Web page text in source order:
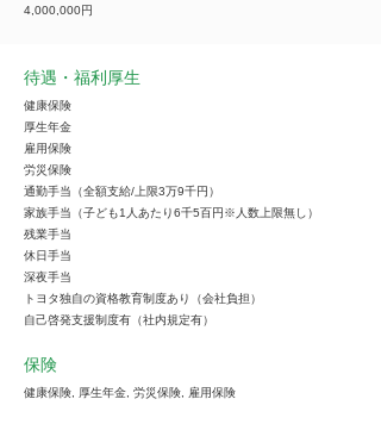
4,000,000円
待遇・福利厚生
健康保険
厚生年金
雇用保険
労災保険
通勤手当（全額支給/上限3万9千円）
家族手当（子ども1人あたり6千5百円※人数上限無し）
残業手当
休日手当
深夜手当
トヨタ独自の資格教育制度あり（会社負担）
自己啓発支援制度有（社内規定有）
保険
健康保険, 厚生年金, 労災保険, 雇用保険